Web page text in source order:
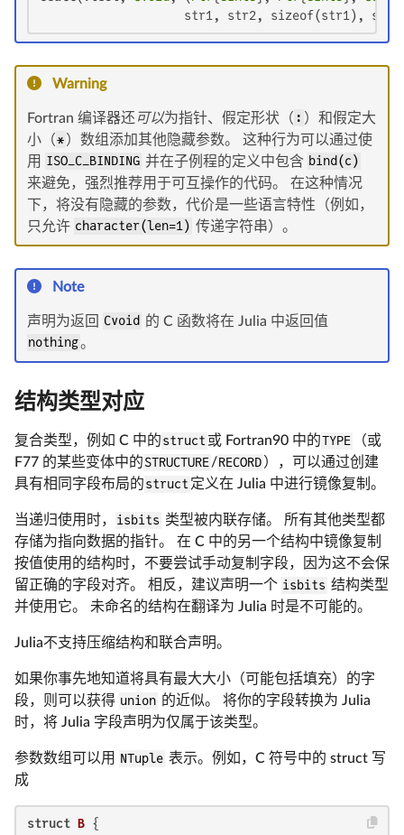
str1, str2, sizeof(str1),
Warning
Fortran 编译器还 可以为指针、假定形状（ : ）和假定大
小（*）数组添加其他隐藏参数。 这种行为可以通过使
用 ISO_C_BINDING 并在子例程的定义中包含 bind(c)
来避免，强烈推荐用于可互操作的代码。 在这种情况
下，将没有隐藏的参数，代价是一些语言特性（例如，
只允许 character(len=1) 传递字符串）。
Note
声明为返回 Cvoid 的 C 函数将在 Julia 中返回值
nothing。
结构类型对应
复合类型，例如 C 中的struct或 Fortran90 中的TYPE （或
F77 的某些变体中的STRUCTURE/RECORD ），可以通过创建
具有相同字段布局的struct定义在 Julia 中进行镜像复制。
当递归使用时， isbits 类型被内联存储。 所有其他类型都
存储为指向数据的指针。 在 C 中的另一个结构中镜像复制
按值使用的结构时，不要尝试手动复制字段，因为这不会保
留正确的字段对齐。 相反，建议声明一个 isbits 结构类型
并使用它。 未命名的结构在翻译为 Julia 时是不可能的。
Julia不支持压缩结构和联合声明。
如果你事先地知道将具有最大大小（可能包括填充）的字
段，则可以获得 union 的近似。 将你的字段转换为 Julia
时，将 Julia 字段声明为仅属于该类型。
参数数组可以用 NTuple 表示。例如，C 符号中的 struct 写
成
struct B {